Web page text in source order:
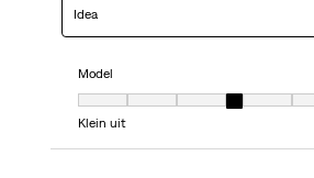
Idea
Model
Model, 4 van 7, waarbij 1 gelijk is aan
Klein uit